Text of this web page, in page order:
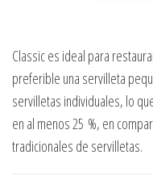
Classic es ideal para
preferible una servilleta
servilletas individuales, lo
en al menos 25 %, en
tradicionales de servilletas.